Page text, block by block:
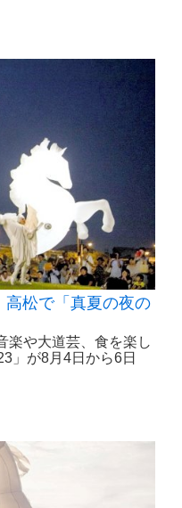
松で「真夏の夜の
楽や大道芸、食を楽し
」が8月4日から6日